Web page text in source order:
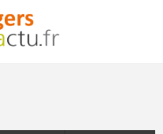
chaque vendredi dans